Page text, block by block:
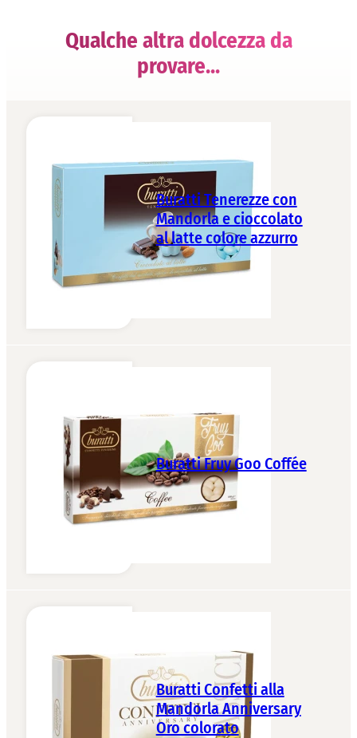
Qualche altra dolcezza da
provare...
Buratti Tenerezze con
Mandorla e cioccolato
al latte colore azzurro
Buratti Fruy Goo Coffée
Buratti Confetti alla
Mandorla Anniversary
Oro colorato